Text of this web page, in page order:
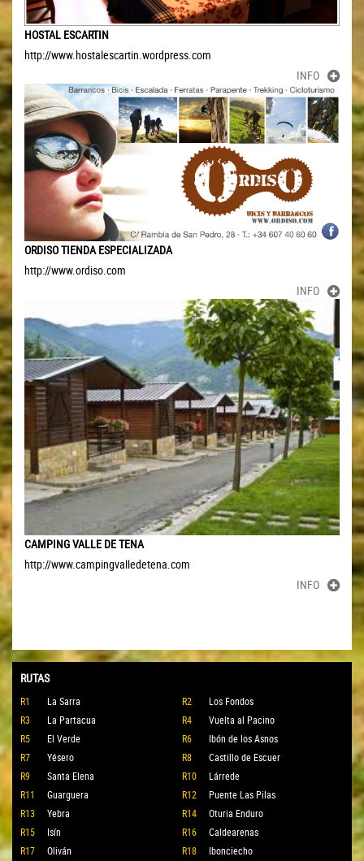
HOSTAL ESCARTIN
http://www.hostalescartin.wordpress.com
INFO
ORDISO TIENDA ESPECIALIZADA
http://www.ordiso.com
INFO
CAMPING VALLE DE TENA
http://www.campingvalledetena.com
INFO
RUTAS
R1 La Sarra R2
Los Fondos
R3
La Partacua R4
Vuelta al Pacino
R5
El Verde R6
Ibón de los Asnos
R7
Yésero R8
Castillo de Escuer
R9
Santa Elena R10
Lárrede
R11
Guarguera R12
Puente Las Pilas
R13
Yebra R14
Oturia Enduro
R15
Isín R16
Caldearenas
R17
Oliván R18
Ibonciecho